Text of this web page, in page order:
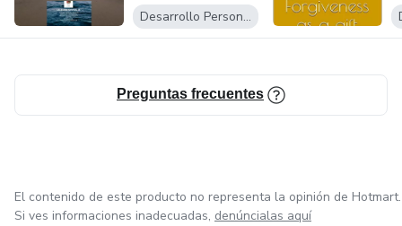
Desarrollo Personal
Preguntas frecuentes
El contenido de este producto no representa la opinión de Hotmart.
Si ves informaciones inadecuadas, denúncialas aquí